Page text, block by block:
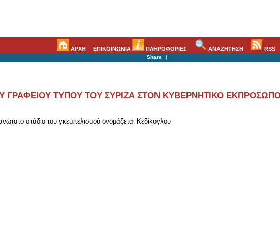
ΑΡΧΗ ΕΠΙΚΟΙΝΩΝΙΑ ΠΛΗΡΟΦΟΡΙΕΣ ΑΝΑΖΗΤΗΣΗ RSS
Share |
ΓΡΑΦΕΙΟΥ ΤΥΠΟΥ ΤΟΥ ΣΥΡΙΖΑ ΣΤΟΝ ΚΥΒΕΡΝΗΤΙΚΟ
στάδιο του γκεμπελισμού ονομάζεται Κεδίκογλου